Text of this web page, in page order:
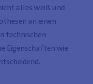
alles weiß und
an einen
technischen
Eigenschaften wie